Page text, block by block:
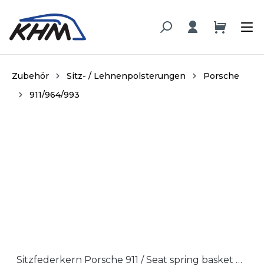
springen
Zubehör Sitz- / Lehnenpolsterungen
Porsche
911/964/993
Sitzfederkern Porsche 911 / Seat spring basket Porsche 911